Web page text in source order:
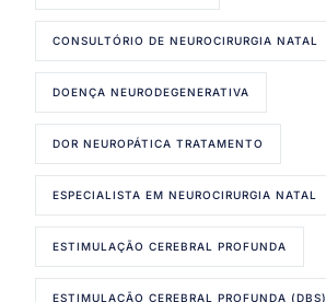
CONSULTÓRIO DE NEUROCIRURGIA NATAL
DOENÇA NEURODEGENERATIVA
DOR NEUROPÁTICA TRATAMENTO
ESPECIALISTA EM NEUROCIRURGIA NATAL
ESTIMULAÇÃO CEREBRAL PROFUNDA
ESTIMULAÇÃO CEREBRAL PROFUNDA (DBS)